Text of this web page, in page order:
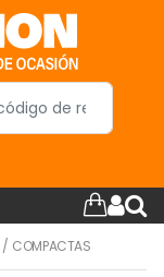
/ COMPACTAS